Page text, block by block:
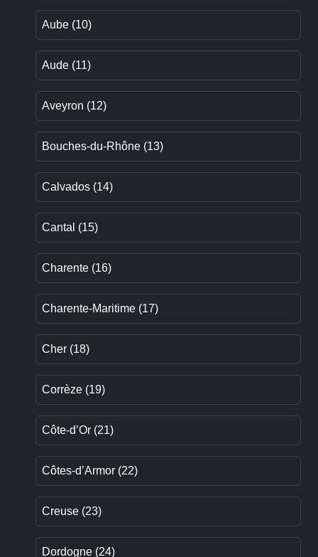
Aube (10)
Aude (11)
Aveyron (12)
Bouches-du-Rhône (13)
Calvados (14)
Cantal (15)
Charente (16)
Charente-Maritime (17)
Cher (18)
Corrèze (19)
Côte-d’Or (21)
Côtes-d’Armor (22)
Creuse (23)
Dordogne (24)